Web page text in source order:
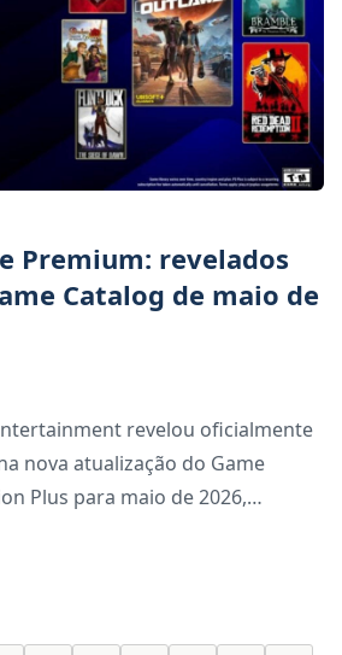
Premium: revelados
Catalog de maio de
revelou oficialmente
nova atualização do Game
Plus para maio de 2026,
fica disponível a par